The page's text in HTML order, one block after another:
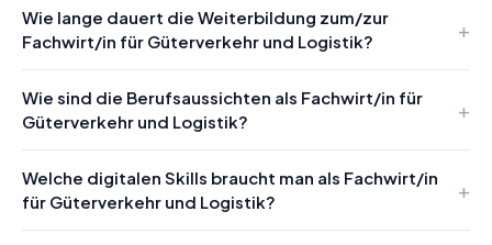
Wie lange dauert die Weiterbildung zum/zur
Fachwirt/in für Güterverkehr und Logistik?
Wie sind die Berufsaussichten als Fachwirt/in für
Güterverkehr und Logistik?
Welche digitalen Skills braucht man als Fachwirt/in
für Güterverkehr und Logistik?